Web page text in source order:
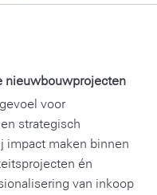
nieuwbouwprojecten
voor
strategisch
impact maken binnen
én
van inkoop